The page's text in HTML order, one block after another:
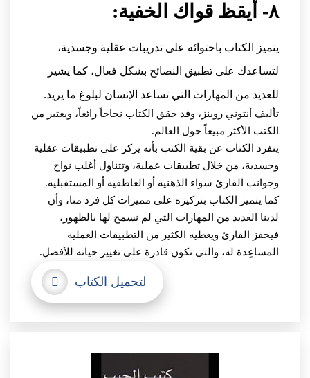
٨- أيقظ قواك الخفية:
يتميز الكتاب باحتوائه على تدريبات عقلية وجسدية،
لتساعدك على تطبيق النصائح بشكل فعال، كما يشير
للعديد من المهارات التي تساعد الإنسان لبلوغ ما يريد.
تأليف أنتوني روبنز، وقد حقق الكتاب نجاحاً رائعاً، ويعتبر من
الكتب الأكثر مبيعاً حول العالم.
ينفرد الكتاب عن بقية الكتب بأنه يركز على تطبيقات عقلية
وجسدية، من خلال تطبيقات عملية، وتتناول أغلب نواح
وجوانب القارئ سواء الذهنية أو العاطفية أو المستقبلية.
كما يتميز الكتاب بتركيزه على مميزات كل فرد منا، وأن
لدينا العديد من المهارات التي لم نسمح لها بالظهور،
فيحفز القارئ ويعطيه الكثير من التطبيقات العملية
المساعِدة له، والتي تكون قادرة على تغيير حياته للأفضل.
لتحميل الكتاب